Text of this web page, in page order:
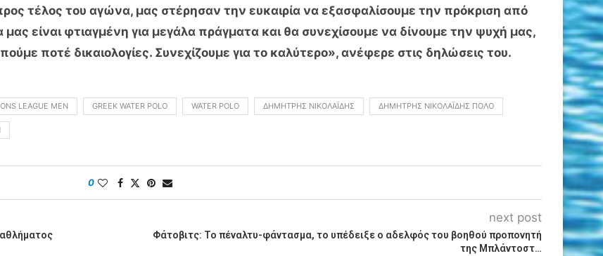
τέλος του αγώνα, μας στέρησαν την ευκαιρία να εξασφαλίσουμε την πρόκριση από
είναι φτιαγμένη για μεγάλα πράγματα και θα συνεχίσουμε να δίνουμε την ψυχή μας,
ποτέ δικαιολογίες. Συνεχίζουμε για το καλύτερο», ανέφερε στις δηλώσεις του.
LEAGUE MEN GREEK WATER POLO WATER POLO ΔΗΜΉΤΡΗΣ ΝΙΚΟΛΑΪ́ΔΗΣ ΔΗΜΉΤΡΗΣ ΝΙΚΟΛΑΪ́ΔΗΣ ΠΌΛΟ
0
next post
Φάτοβιτς: Το πέναλτυ-φάντασμα, το υπέδειξε ο αδελφός του βοηθού προπονητή
της Μπλάντοστ…